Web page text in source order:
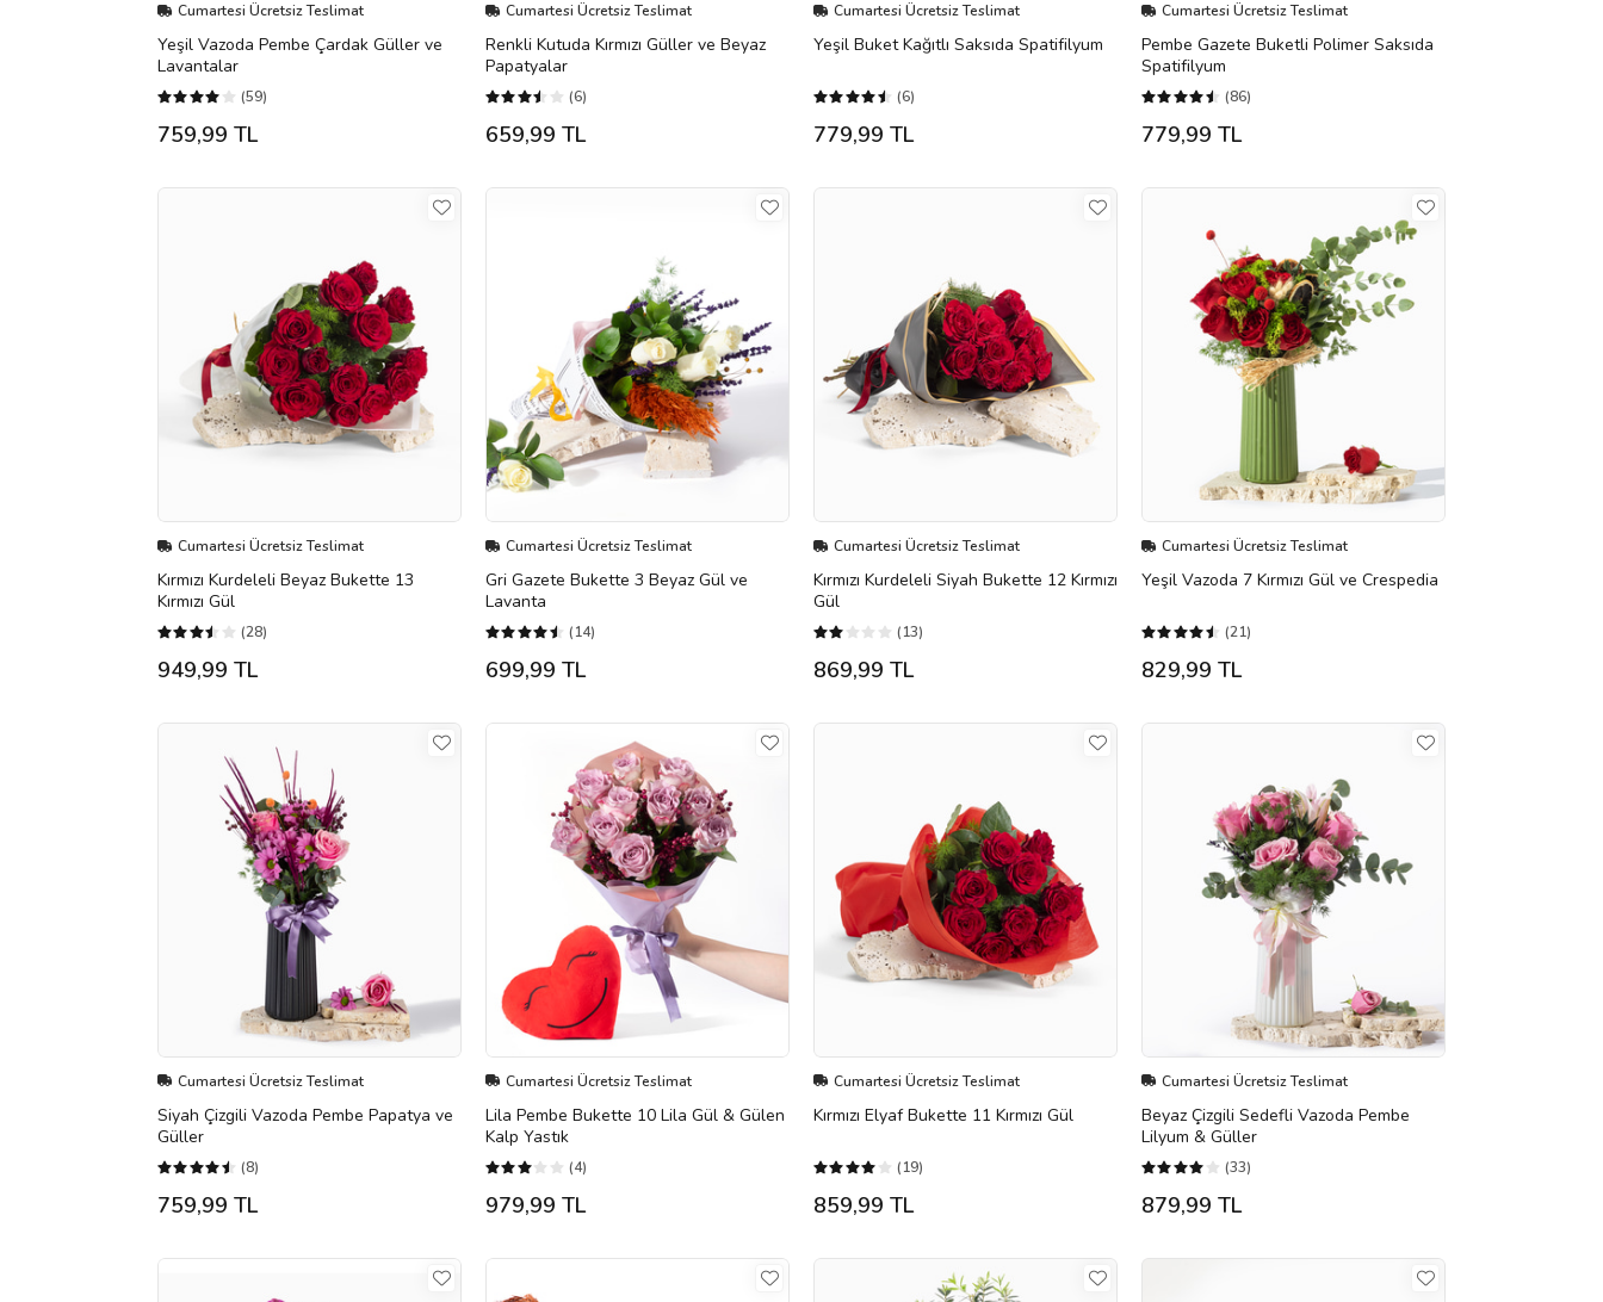
Cumartesi Ücretsiz Teslimat
Yeşil Vazoda Pembe Çardak Güller ve
Lavantalar
(59)
759,99 TL
Cumartesi Ücretsiz Teslimat
Renkli Kutuda Kırmızı Güller ve Beyaz
Papatyalar
(6)
659,99 TL
Cumartesi Ücretsiz Teslimat
Yeşil Buket Kağıtlı Saksıda Spatifilyum
(6)
779,99 TL
Cumartesi Ücretsiz Teslimat
Pembe Gazete Buketli Polimer Saksıda
Spatifilyum
(86)
779,99 TL
Cumartesi Ücretsiz Teslimat
Kırmızı Kurdeleli Beyaz Bukette 13
Kırmızı Gül
(28)
949,99 TL
Cumartesi Ücretsiz Teslimat
Gri Gazete Bukette 3 Beyaz Gül ve
Lavanta
(14)
699,99 TL
Cumartesi Ücretsiz Teslimat
Kırmızı Kurdeleli Siyah Bukette 12 Kırmızı
Gül
(13)
869,99 TL
Cumartesi Ücretsiz Teslimat
Yeşil Vazoda 7 Kırmızı Gül ve Crespedia
(21)
829,99 TL
Cumartesi Ücretsiz Teslimat
Siyah Çizgili Vazoda Pembe Papatya ve
Güller
(8)
759,99 TL
Cumartesi Ücretsiz Teslimat
Lila Pembe Bukette 10 Lila Gül & Gülen
Kalp Yastık
(4)
979,99 TL
Cumartesi Ücretsiz Teslimat
Kırmızı Elyaf Bukette 11 Kırmızı Gül
(19)
859,99 TL
Cumartesi Ücretsiz Teslimat
Beyaz Çizgili Sedefli Vazoda Pembe
Lilyum & Güller
(33)
879,99 TL